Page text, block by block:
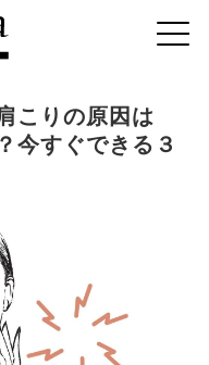
こりの原因は
今すぐできる３